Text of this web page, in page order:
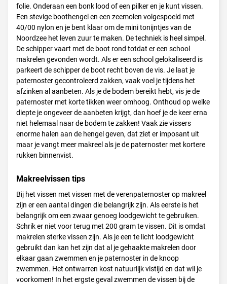
folie. Onderaan een bonk lood of een pilker en je kunt vissen.
Een stevige boothengel en een zeemolen volgespoeld met
40/00 nylon en je bent klaar om de mini tonijntjes van de
Noordzee het leven zuur te maken. De techniek is heel simpel.
De schipper vaart met de boot rond totdat er een school
makrelen gevonden wordt. Als er een school gelokaliseerd is
parkeert de schipper de boot recht boven de vis. Je laat je
paternoster gecontroleerd zakken, vaak voel je tijdens het
afzinken al aanbeten. Als je de bodem bereikt hebt, vis je de
paternoster met korte tikken weer omhoog. Onthoud op welke
diepte je ongeveer de aanbeten krijgt, dan hoef je de keer erna
niet helemaal naar de bodem te zakken! Vaak zie vissers
enorme halen aan de hengel geven, dat ziet er imposant uit
maar je vangt meer makreel als je de paternoster met kortere
rukken binnenvist.
Makreelvissen tips
Bij het vissen met vissen met de verenpaternoster op makreel
zijn er een aantal dingen die belangrijk zijn. Als eerste is het
belangrijk om een zwaar genoeg loodgewicht te gebruiken.
Schrik er niet voor terug met 200 gram te vissen. Dit is omdat
makrelen sterke vissen zijn. Als je een te licht loodgewicht
gebruikt dan kan het zijn dat al je gehaakte makrelen door
elkaar gaan zwemmen en je paternoster in de knoop
zwemmen. Het ontwarren kost natuurlijk vistijd en dat wil je
voorkomen! In het ergste geval zwemmen de vissen bij de